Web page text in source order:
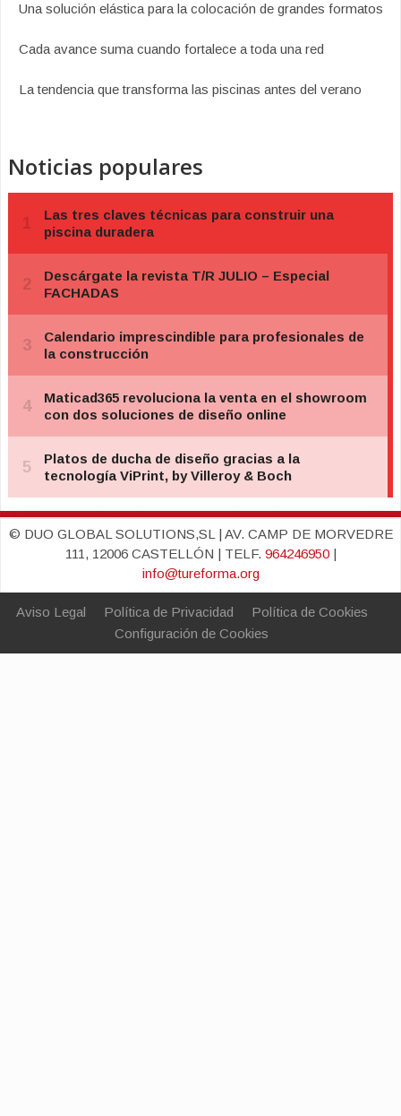
Una solución elástica para la colocación de grandes formatos
Cada avance suma cuando fortalece a toda una red
La tendencia que transforma las piscinas antes del verano
Noticias populares
© DUO GLOBAL SOLUTIONS,SL | AV. CAMP DE MORVEDRE
111, 12006 CASTELLÓN | TELF. 964246950|
info@tureforma.org
Aviso Legal Política de Privacidad
Política de Cookies
Configuración de Cookies